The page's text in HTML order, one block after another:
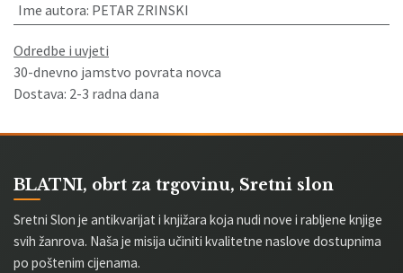
Ime autora: PETAR ZRINSKI
Odredbe i uvjeti
30-dnevno jamstvo povrata novca
Dostava: 2-3 radna dana
BLATNI, obrt za trgovinu, Sretni slon
Sretni Slon je antikvarijat i knjižara koja nudi nove i rabljene knjige
svih žanrova. Naša je misija učiniti kvalitetne naslove dostupnima
po poštenim cijenama.